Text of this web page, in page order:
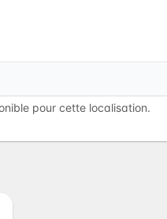
pour cette localisation.